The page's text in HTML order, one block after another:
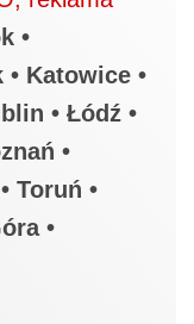
•
Katowice •
• Łódź •
•
Toruń •
•